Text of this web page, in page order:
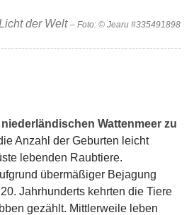
der Welt – Foto: © Jearu #335491898
Wattenmeer zu
Anzahl der Geburten leicht
lebenden Raubtiere.
übermäßiger Bejagung
Jahrhunderts kehrten die Tiere
gezählt. Mittlerweile leben